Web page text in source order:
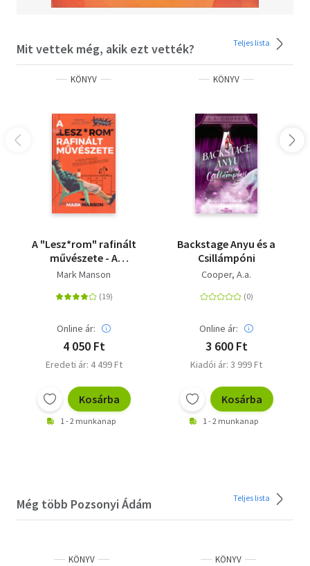
Mit vettek még, akik ezt vették? Teljes lista
KÖNYV
A "Lesz*rom" rafinált
művészete - A
tökéletes élet
megközelítése
Mark Manson
Online ár:
4 050 Ft
Eredeti ár: 4 499 Ft
Kosárba
1 - 2 munkanap
KÖNYV
Backstage Anyu és a
Csillámpóni
Cooper, A.a.
Online ár:
3 600 Ft
Kiadói ár: 3 999 Ft
Kosárba
1 - 2 munkanap
Még több Pozsonyi Ádám Teljes lista
KÖNYV KÖNYV